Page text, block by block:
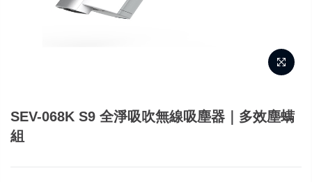
SEV-068K S9 全淨吸吹無線吸塵器｜多效塵螨
組